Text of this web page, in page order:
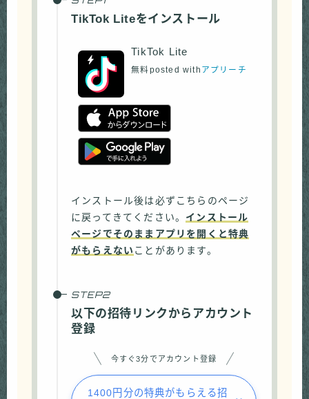
TikTok Liteをインストール
TikTok Lite
無料posted with アプリーチ
インストール後は必ずこちらのページ
に戻ってきてください。 インストール
ページでそのままアプリを開くと特典
がもらえない ことがあります。
以下の招待リンクからアカウント
登録
今すぐ3分でアカウント登録
1400円分の特典がもらえる招